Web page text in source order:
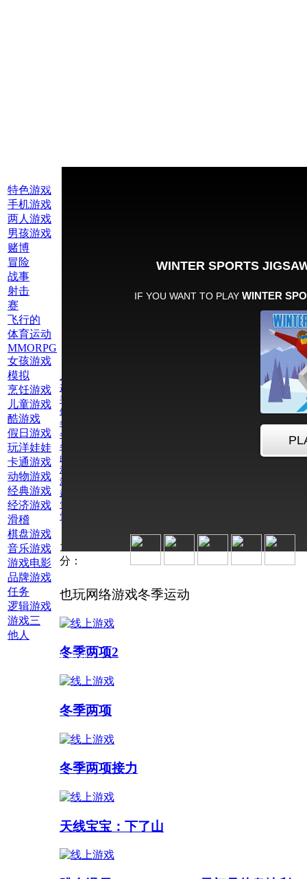
线上游戏:
特色游戏
手机游戏
两人游戏
男孩游戏
赌博
冒险
战事
射击
赛
飞行的
体育运动
MMORPG
女孩游戏
模拟
烹饪游戏
儿童游戏
酷游戏
假日游戏
玩洋娃娃
卡通游戏
动物游戏
经典游戏
经济游戏
滑稽
棋盘游戏
音乐游戏
游戏电影
品牌游戏
任务
逻辑游戏
游戏三
他人
多人游戏 :
儿童游戏
逻辑游戏
手机游戏
体育运动
冬天
冬季两项比赛
冬季运动
曲棍球
滑雪
滑雪板
益智游戏
雪地车比赛
雪橇
为此游戏评
分：
也玩网络游戏冬季运动
冬季两项2
冬季两项
冬季两项接力
天线宝宝：下了山